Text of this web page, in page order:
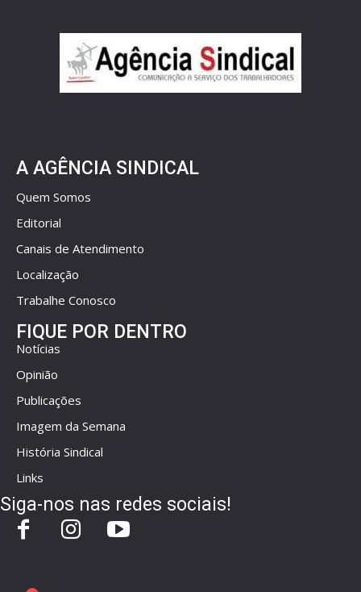
A AGÊNCIA SINDICAL
Quem Somos
Editorial
Canais de Atendimento
Localização
Trabalhe Conosco
FIQUE POR DENTRO
Notícias
Opinião
Publicações
Imagem da Semana
História Sindical
Links
Siga-nos nas redes sociais!